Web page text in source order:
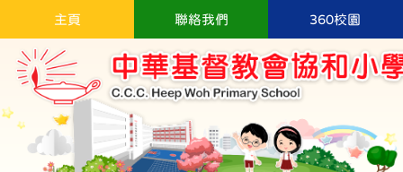
主頁 聯絡我們 360校園